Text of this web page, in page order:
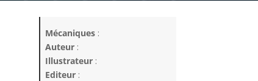
Mécaniques :
Auteur :
Illustrateur :
Editeur :